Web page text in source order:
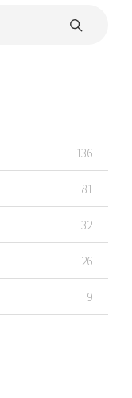
136
81
32
26
9